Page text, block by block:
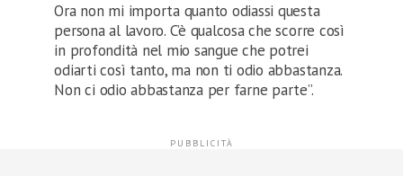
Ora non mi importa quanto odiassi questa
persona al lavoro. C’è qualcosa che scorre così
in profondità nel mio sangue che potrei
odiarti così tanto, ma non ti odio abbastanza.
Non ci odio abbastanza per farne parte”.